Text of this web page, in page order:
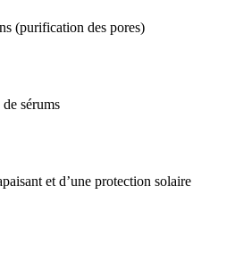
(purification des pores)
sérums
et d’une protection solaire